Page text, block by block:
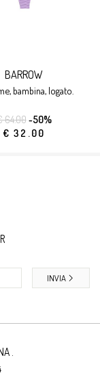
BARROW
bambina, logato.
64.00-50%
€ 32.00
INVIA
.